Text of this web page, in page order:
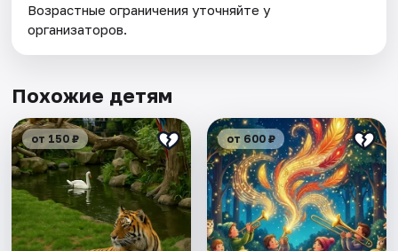
Возрастные ограничения уточняйте у
организаторов.
Похожие детям
от 150 ₽ от 600 ₽